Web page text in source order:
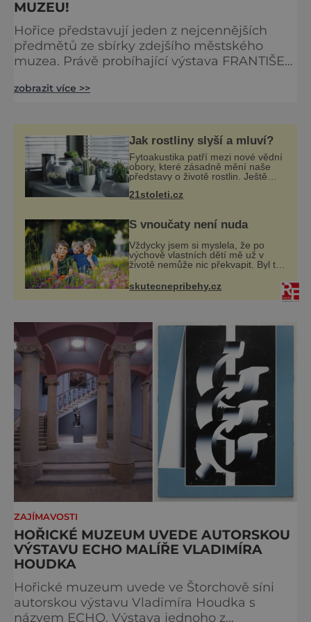
MUZEU!
Hořice představují jeden z nejcennějších
předmětů ze sbírky zdejšího městského
muzea. Právě probíhající výstava FRANTIŠEK
představuje jeden z nejcennějších předmětů
Františka Šafránka. Šafránkova kronika patří
mezi nejcennější prameny k dějinám Hořic.
Svým významem však daleko překr
zobrazit více >>
Jak rostliny slyší a mluví?
Fytoakustika patří mezi nové vědní
obory, které zásadně mění naše
představy o životě rostlin. Ještě
rostliny považovány za tiché a
21stoleti.cz
S vnoučaty není nuda
Vždycky jsem si myslela, že po
výchově vlastních dětí mě už v
životě nemůže nic překvapit. Byl to
přesvědčila o opaku. Můj syn mi na
víkend nechal na hlídání
skutecnepribehy.cz
ZAJÍMAVOSTI
HOŘICKÉ MUZEUM UVEDE AUTORSKOU
VÝSTAVU ECHO MALÍŘE VLADIMÍRA
HOUDKA
Hořické muzeum uvede ve Štorchově síni
autorskou výstavu Vladimíra Houdka s
názvem ECHO. Výstava jednoho z